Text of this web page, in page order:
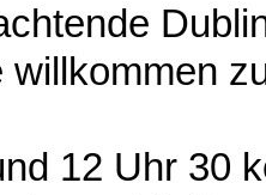
willkommen
12 Uhr 30